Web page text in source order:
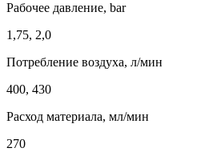
Рабочее давление, bar
1,75, 2,0
Потребление воздуха, л/мин
400, 430
Расход материала, мл/мин
270